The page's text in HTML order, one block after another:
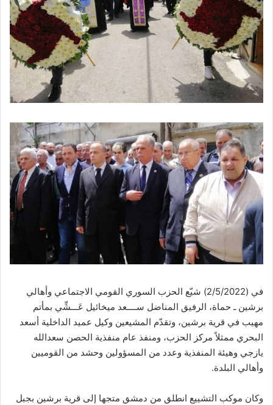
في (2/5/2022) شيّع الحزب السوري القومي الاجتماعي وأهالي
برشين ـ حماة، الرفيق المناضل ســــعد ميخائيل عَـــشِّي بمأتم
مهيب في قرية برشين، وتقدّم المشيعين وكيل عميد الداخلية أسعد
البحري ممثلاً مركز الحزب، ومنفذ عام منفذية الحصن سعدالله
يازجي وهيئة المنفذية وعدد من المسؤولين وحشد من القوميين
وأهالي البلدة.
وكان موكب التشييع انطلق من دمشق متجها إلى قرية برشين بجبل